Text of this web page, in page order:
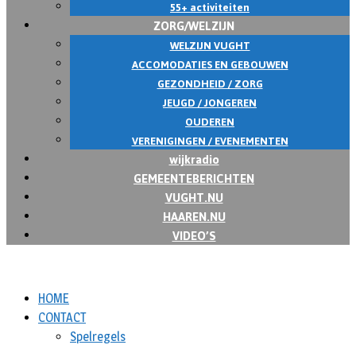
55+ activiteiten
ZORG/WELZIJN
WELZIJN VUGHT
ACCOMODATIES EN GEBOUWEN
GEZONDHEID / ZORG
JEUGD / JONGEREN
OUDEREN
VERENIGINGEN / EVENEMENTEN
wijkradio
GEMEENTEBERICHTEN
VUGHT.NU
HAAREN.NU
VIDEO’S
HOME
CONTACT
Spelregels